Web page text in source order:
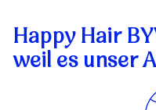
Happy Hair
weil es unser